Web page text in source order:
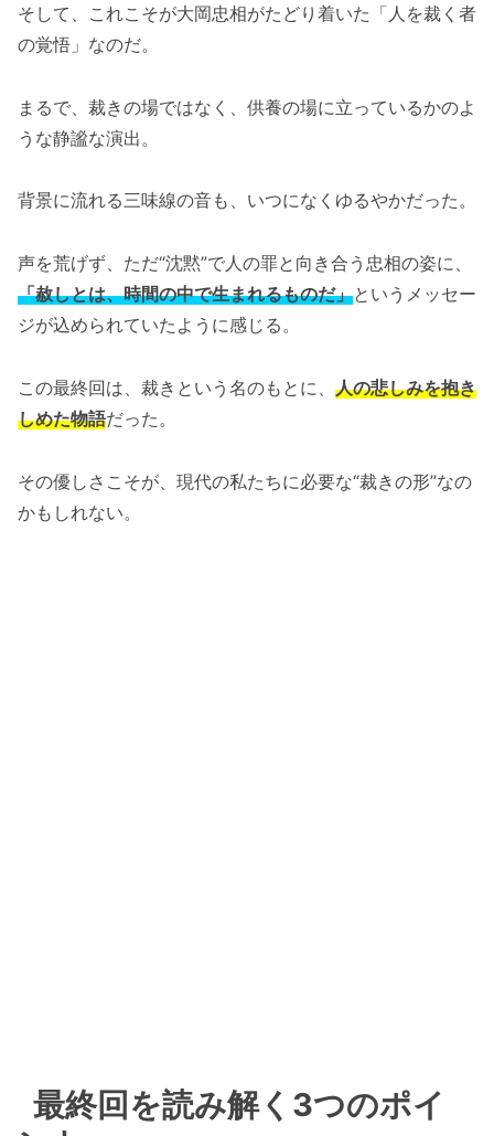
そして、これこそが大岡忠相がたどり着いた「人を裁く者
の覚悟」なのだ。
まるで、裁きの場ではなく、供養の場に立っているかのよ
うな静謐な演出。
背景に流れる三味線の音も、いつになくゆるやかだった。
声を荒げず、ただ“沈黙”で人の罪と向き合う忠相の姿に、
「赦しとは、時間の中で生まれるものだ」というメッセー
ジが込められていたように感じる。
この最終回は、裁きという名のもとに、 人の悲しみを抱き
しめた物語だった。
その優しさこそが、現代の私たちに必要な“裁きの形”なの
かもしれない。
最終回を読み解く3つのポイ